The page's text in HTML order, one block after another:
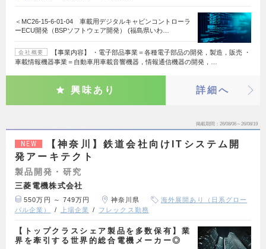
＜MC26-15-6-01-04 車載用デジタルキャビンコントローラ
ーECU開発（BSPソフトウェア開発） (福島県いわ…
会社概要
【事業内容】 ・電子部品事業＝各種電子部品の開発，製造，販売 ・
車載情報機器事業＝自動車用車載音響機器，情報通信機器の開発，…
興味あり 詳細へ
掲載期間 26/08/06～26/08/19
NEW
【神奈川】鉄道会社向けITシステム開
発アーキテクト
製品開発・研究
三菱電機株式会社
550万円 ～ 749万円 神奈川県
海外展開あり（日系グロー
バル企業）
上場企業 フレックス勤務
【トップクラスシェア製品を多数保有】業
界を牽引する世界的総合電機メーカー◎